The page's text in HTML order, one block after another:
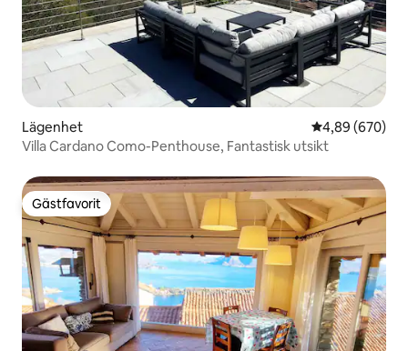
Lägenhet 4,89 av 5 i
4,89 (670)
Villa Cardano Como-Penthouse, Fantastisk utsikt
Gästfavorit
Gästfavorit